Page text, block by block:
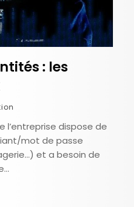
: les
l’entreprise dispose de
mot de passe
et a besoin de